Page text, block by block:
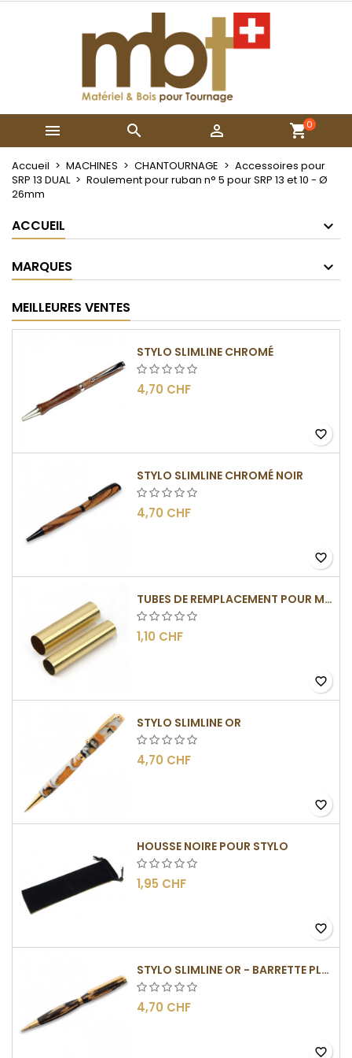
   0
Accueil MACHINES CHANTOURNAGE
Accessoires pour
SRP 13 DUAL
Roulement pour ruban n° 5 pour SRP 13 et 10 - Ø
26mm
ACCUEIL
MARQUES
MEILLEURES VENTES
STYLO SLIMLINE CHROMÉ
4,70 CHF
favorite_border
STYLO SLIMLINE CHROMÉ NOIR
4,70 CHF
favorite_border
TUBES DE REMPLACEMENT POUR MÉCANISME SLIMLINE
1,10 CHF
favorite_border
STYLO SLIMLINE OR
4,70 CHF
favorite_border
HOUSSE NOIRE POUR STYLO
1,95 CHF
favorite_border
STYLO SLIMLINE OR - BARRETTE PLATE
4,70 CHF
favorite_border
Mes listes
Créer une nouvelle liste
Créer une liste d'envies
Connexion
Vous devez être connecté pour ajouter des produits
à votre liste d'envies.
Annuler Connexion